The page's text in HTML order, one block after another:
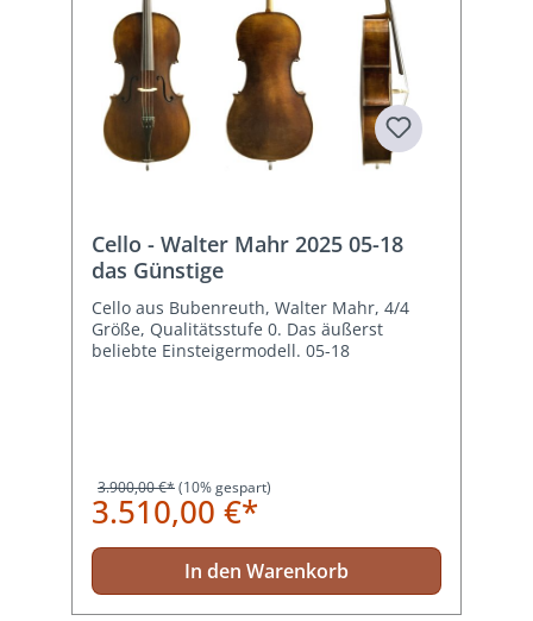
Cello - Walter Mahr 2025 05-18
das Günstige
Cello aus Bubenreuth, Walter Mahr, 4/4
Größe, Qualitätsstufe 0. Das äußerst
beliebte Einsteigermodell. 05-18
3.900,00 €*(10% gespart)
3.510,00 €*
In den Warenkorb